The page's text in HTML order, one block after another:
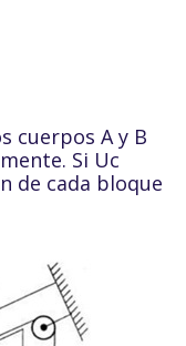
cuerpos A y B
Si Uc
de cada bloque